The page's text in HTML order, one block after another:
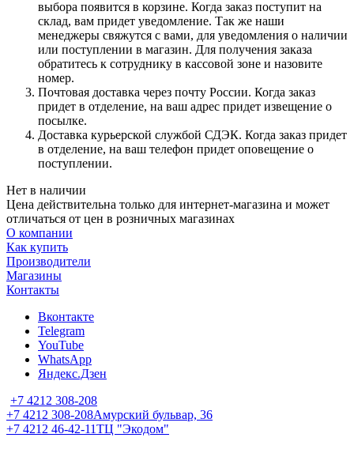
выбора появится в корзине. Когда заказ поступит на
склад, вам придет уведомление. Так же наши
менеджеры свяжутся с вами, для уведомления о наличии
или поступлении в магазин. Для получения заказа
обратитесь к сотруднику в кассовой зоне и назовите
номер.
Почтовая доставка через почту России. Когда заказ
придет в отделение, на ваш адрес придет извещение о
посылке.
Доставка курьерской службой СДЭК. Когда заказ придет
в отделение, на ваш телефон придет оповещение о
поступлении.
Нет в наличии
Цена действительна только для интернет-магазина и может
отличаться от цен в розничных магазинах
О компании
Как купить
Производители
Магазины
Контакты
Вконтакте
Telegram
YouTube
WhatsApp
Яндекс.Дзен
+7 4212 308-208
+7 4212 308-208Амурский бульвар, 36
+7 4212 46-42-11ТЦ "Экодом"